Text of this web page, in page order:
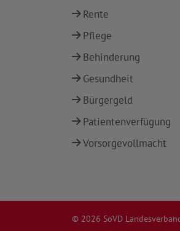
Rente
Pflege
Behinderung
Gesundheit
Bürgergeld
Patientenverfügung
Vorsorgevollmacht
© 2026 SoVD